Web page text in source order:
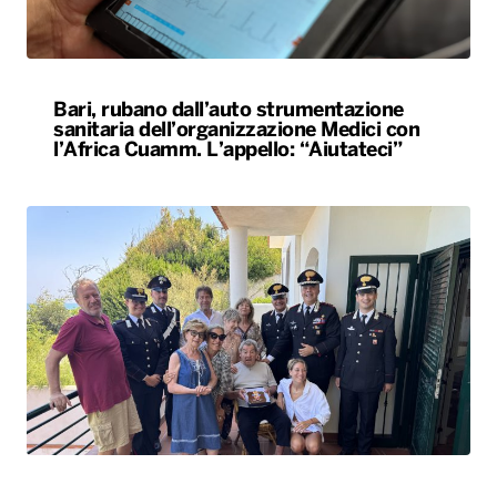
Bari, rubano dall’auto strumentazione
sanitaria dell’organizzazione Medici con
l’Africa Cuamm. L’appello: “Aiutateci”